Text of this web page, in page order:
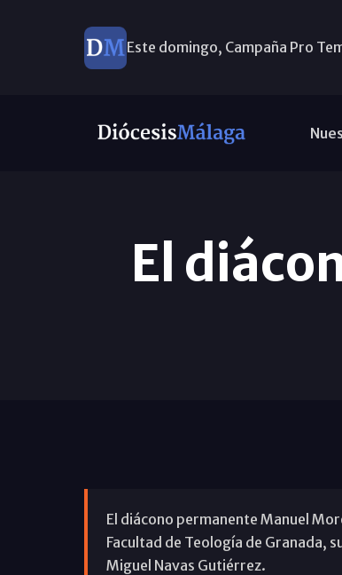
Este domingo, Campaña Pro
El
El diácono permanente Manuel
Facultad de Teología de Granada,
Miguel Navas Gutiérrez.